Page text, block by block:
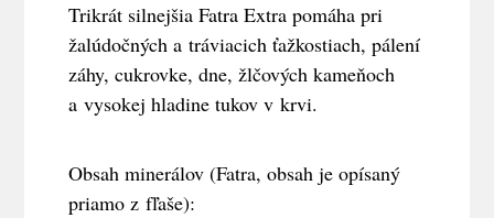
Trikrát silnejšia Fatra Extra pomáha pri
žalúdočných a tráviacich ťažkostiach, pálení
záhy, cukrovke, dne, žlčových kameňoch
a vysokej hladine tukov v krvi.
Obsah minerálov (Fatra, obsah je opísaný
priamo z fľaše):